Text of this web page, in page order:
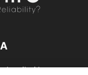
verileri koruma